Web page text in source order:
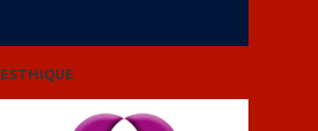
ESTHIQUE